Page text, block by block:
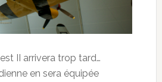
II arrivera trop tard…
en sera équipée